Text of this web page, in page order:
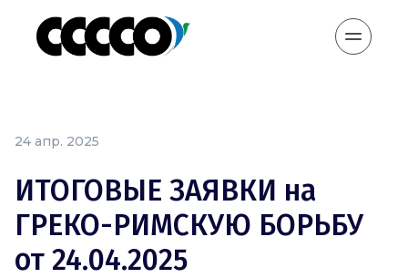
24 апр. 2025
ИТОГОВЫЕ ЗАЯВКИ на
ГРЕКО-РИМСКУЮ БОРЬБУ
от 24.04.2025